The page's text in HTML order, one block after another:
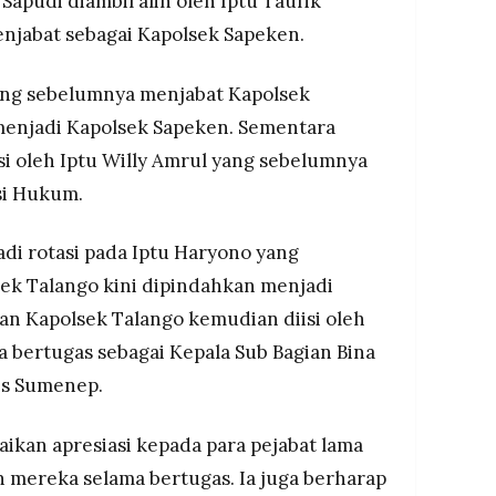
sebagai Kapolsek Sapeken.
sebelumnya menjabat Kapolsek
Kapolsek Sapeken. Sementara
oleh Iptu Willy Amrul yang sebelumnya
Hukum.
rotasi pada Iptu Haryono yang
Talango kini dipindahkan menjadi
Kapolsek Talango kemudian diisi oleh
sebagai Kepala Sub Bagian Bina
Sumenep.
apresiasi kepada para pejabat lama
selama bertugas. Ia juga berharap